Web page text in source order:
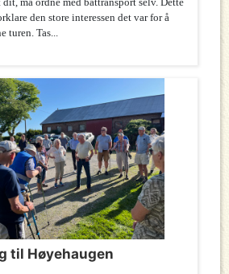
den store interessen det var for å
turen. Tas...
til Høyehaugen